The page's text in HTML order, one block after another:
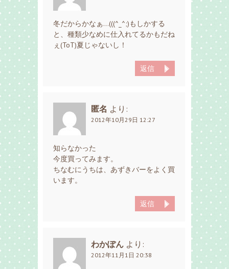
冬だからかなぁ…(((^_^;)もしかする
と、種類少なめに仕入れてるかもだね
ぇ(ToT)夏じゃないし！
返信
匿名 より:
2012年10月29日 12:27
知らなかった
今度買ってみます。
ちなむにうちは、あずきバーをよく買
います。
返信
わかぽん より:
2012年11月1日 20:38